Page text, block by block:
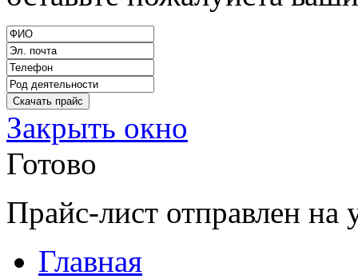
Закрыть окно
Готово
Прайс-лист отправлен
Главная